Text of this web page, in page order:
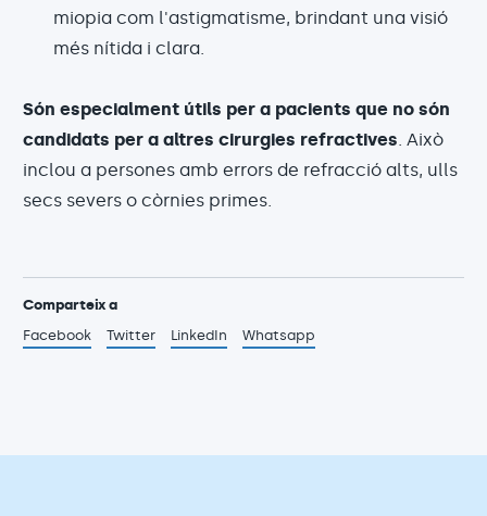
miopia com l'astigmatisme, brindant una visió
més nítida i clara.
Són especialment útils per a pacients que no són
candidats per a altres cirurgies refractives. Això
inclou a persones amb errors de refracció alts, ulls
secs severs o còrnies primes.
Comparteix a
Facebook
Twitter LinkedIn Whatsapp